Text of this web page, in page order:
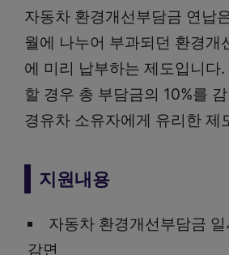
자동차 환경개선부담금 연납
월에 나누어 부과되던 환경개
에 미리 납부하는 제도입니다
할 경우 총 부담금의 10%를
경유차 소유자에게 유리한 제
지원내용
자동차 환경개선부담금
감면